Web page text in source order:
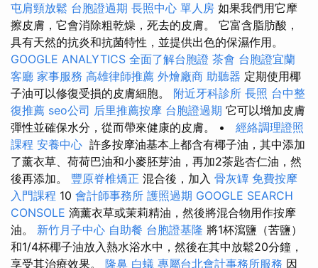
屯肩頸放鬆 台胞證過期 長照中心 單人房 如果我們用它摩
擦皮膚，它會消除粗乾燥，死去的皮膚。 它富含脂肪酸，
具有天然的抗炎和抗菌特性，並提供出色的保濕作用。
GOOGLE ANALYTICS 全面了解台胞證 茶會 台胞證宜蘭
客廳 家事服務 高雄律師推薦 外燴廠商 助聽器 定期使用椰
子油可以修復受損的皮膚細胞。 附近牙科診所 長照 台中整
復推薦 seo公司 后里推薦按摩 台胞證過期 它可以增加皮膚
彈性並確保水分，從而帶來健康的皮膚。 • 經絡調理證照
課程 安養中心 許多按摩油基本上都含有椰子油，其中添加
了薰衣草、荷荷巴油和小麥胚芽油，再加2茶匙杏仁油，然
後再添加。 豐原脊椎矯正 混合後，加入 骨灰罈 免費按摩
入門課程 10 會計師事務所 護照過期 GOOGLE SEARCH
CONSOLE 滴薰衣草或茉莉精油，然後將混合物用作按摩
油。 新竹月子中心 自助餐 台胞證基隆 將1杯瀉鹽（苦鹽）
和1/4杯椰子油放入熱水浴水中，然後在其中放鬆20分鐘，
享受其治療效果。 隆鼻 白蟻 專屬台北會計事務所服務 因